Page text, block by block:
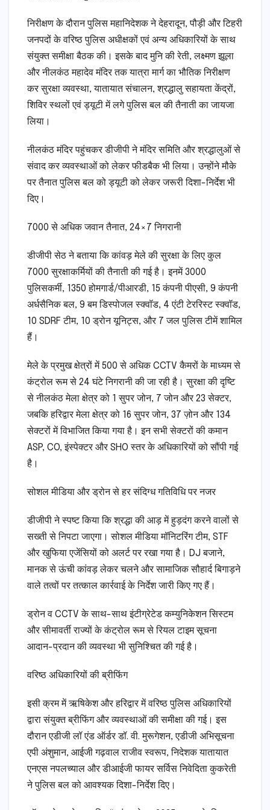
निरीक्षण के दौरान पुलिस महानिदेशक ने देहरादून, पौड़ी और टिहरी
जनपदों के वरिष्ठ पुलिस अधीक्षकों एवं अन्य अधिकारियों के साथ
संयुक्त समीक्षा बैठक की। इसके बाद मुनि की रेती, लक्ष्मण झूला
और नीलकंठ महादेव मंदिर तक यात्रा मार्ग का भौतिक निरीक्षण
कर सुरक्षा व्यवस्था, यातायात संचालन, श्रद्धालु सहायता केंद्रों,
शिविर स्थलों एवं ड्यूटी में लगे पुलिस बल की तैनाती का जायजा
लिया।
नीलकंठ मंदिर पहुंचकर डीजीपी ने मंदिर समिति और श्रद्धालुओं से
संवाद कर व्यवस्थाओं को लेकर फीडबैक भी लिया। उन्होंने मौके
पर तैनात पुलिस बल को ड्यूटी को लेकर जरूरी दिशा-निर्देश भी
दिए।
7000 से अधिक जवान तैनात, 24×7 निगरानी
डीजीपी सेठ ने बताया कि कांवड़ मेले की सुरक्षा के लिए कुल
7000 सुरक्षाकर्मियों की तैनाती की गई है। इनमें 3000
पुलिसकर्मी, 1350 होमगार्ड/पीआरडी, 15 कंपनी पीएसी, 9 कंपनी
अर्धसैनिक बल, 9 बम डिस्पोजल स्क्वॉड, 4 एंटी टेररिस्ट स्क्वॉड,
10 SDRF टीम, 10 ड्रोन यूनिट्स, और 7 जल पुलिस टीमें शामिल
हैं।
मेले के प्रमुख क्षेत्रों में 500 से अधिक CCTV कैमरों के माध्यम से
कंट्रोल रूम से 24 घंटे निगरानी की जा रही है। सुरक्षा की दृष्टि
से नीलकंठ मेला क्षेत्र को 1 सुपर जोन, 7 जोन और 23 सेक्टर,
जबकि हरिद्वार मेला क्षेत्र को 16 सुपर जोन, 37 ज़ोन और 134
सेक्टरों में विभाजित किया गया है। इन सभी सेक्टरों की कमान
ASP, CO, इंस्पेक्टर और SHO स्तर के अधिकारियों को सौंपी गई
है।
सोशल मीडिया और ड्रोन से हर संदिग्ध गतिविधि पर नजर
डीजीपी ने स्पष्ट किया कि श्रद्धा की आड़ में हुड़दंग करने वालों से
सख्ती से निपटा जाएगा। सोशल मीडिया मॉनिटरिंग टीम, STF
और खुफिया एजेंसियों को अलर्ट पर रखा गया है। DJ बजाने,
मानक से ऊंची कांवड़ लेकर चलने और सामाजिक सौहार्द बिगाड़ने
वाले तत्वों पर तत्काल कार्रवाई के निर्देश जारी किए गए हैं।
ड्रोन व CCTV के साथ-साथ इंटीग्रेटेड कम्युनिकेशन सिस्टम
और सीमावर्ती राज्यों के कंट्रोल रूम से रियल टाइम सूचना
आदान-प्रदान की व्यवस्था भी सुनिश्चित की गई है।
वरिष्ठ अधिकारियों की ब्रीफिंग
इसी क्रम में ऋषिकेश और हरिद्वार में वरिष्ठ पुलिस अधिकारियों
द्वारा संयुक्त ब्रीफिंग और व्यवस्थाओं की समीक्षा की गई। इस
दौरान एडीजी लॉ एंड ऑर्डर डॉ. वी. मुरूगेशन, एडीजी अभिसूचना
एपी अंशुमान, आईजी गढ़वाल राजीव स्वरूप, निदेशक यातायात
एनएस नपलच्याल और डीआईजी फायर सर्विस निवेदिता कुकरेती
ने पुलिस बल को आवश्यक दिशा-निर्देश दिए।